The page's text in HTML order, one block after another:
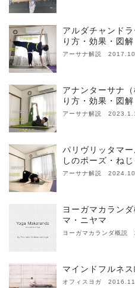
アルダチャンド
り方・効果・図解
アーサナ解説
アナンターサナ
り方・効果・図解
アーサナ解説
パリヴリッタマ
しのポーズ・ね
アーサナ解説
ヨーガマカラン
マ・ニヤマ
ヨーガマカランダ概
マインドフルネ
オフィスヨガ